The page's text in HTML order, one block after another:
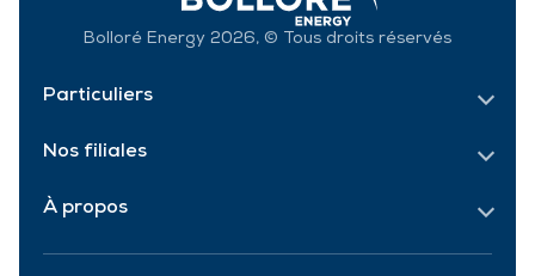
Particuliers
Nos filiales
À propos
Bolloré Energy 2026, © Tous droits réservés